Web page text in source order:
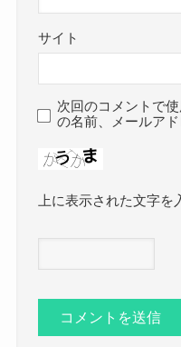
サイト
次回のコメントで
の名前、メールア
上に表示された文字を